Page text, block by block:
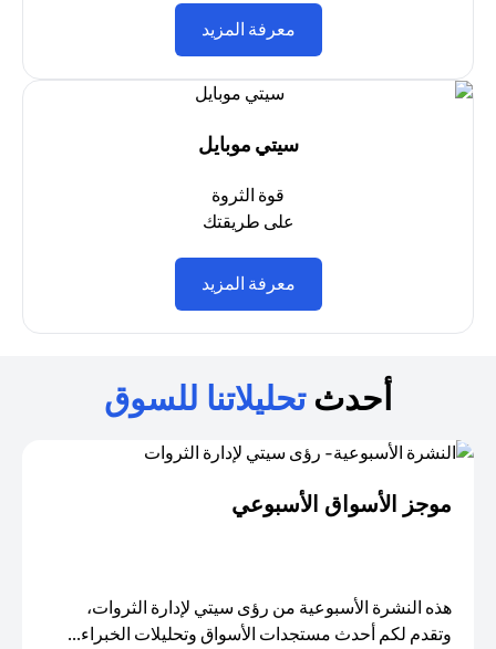
معرفة المزيد
سيتي موبايل
قوة الثروة
على طريقتك
معرفة المزيد
أحدثتحليلاتنا للسوق
موجز الأسواق الأسبوعي
هذه النشرة الأسبوعية من رؤى سيتي لإدارة الثروات،
وتقدم لكم أحدث مستجدات الأسواق وتحليلات الخبراء...